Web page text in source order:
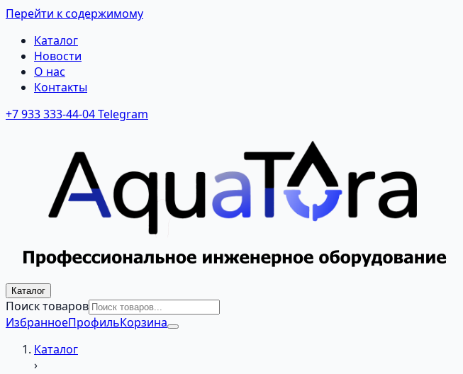
Перейти к содержимому
Каталог
Новости
О нас
Контакты
+7 933 333-44-04Telegram
Каталог
Поиск товаров
ИзбранноеПрофильКорзина
Каталог
›